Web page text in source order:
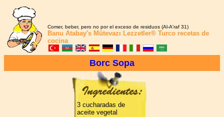
Comer, beber, pero no por el exceso de residuos (Al-A'raf 31)
Banu Atabay's Mütevazı Lezzetler® Turco recetas de
cocina
Borc Sopa
3 cucharadas de
aceite vegetal